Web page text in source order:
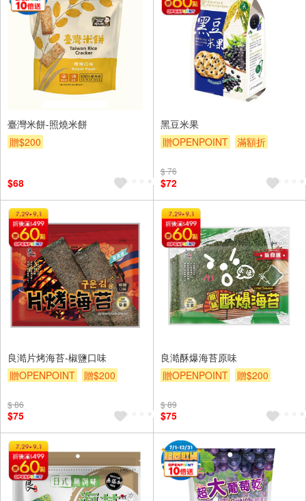
臺灣米餅-照燒米餅
贈$200
$68
黑豆米果
贈OPENPOINT
滿額折
$ 76
$72
良澔片烤海苔-椒鹽口味
贈OPENPOINT
贈$200
$ 86
$75
良澔酥爆海苔原味
贈OPENPOINT
贈$200
$ 89
$75